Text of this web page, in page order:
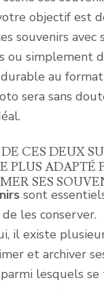
objectif est
souvenirs avec
ou simplement
au
sera sans
CES DEUX
PLUS ADAPTÉ
SES
sont
les conserver.
il existe
et archiver
parmi lesquels